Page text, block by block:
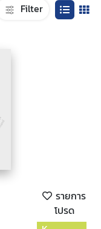
Filter
รายการ
โปรด